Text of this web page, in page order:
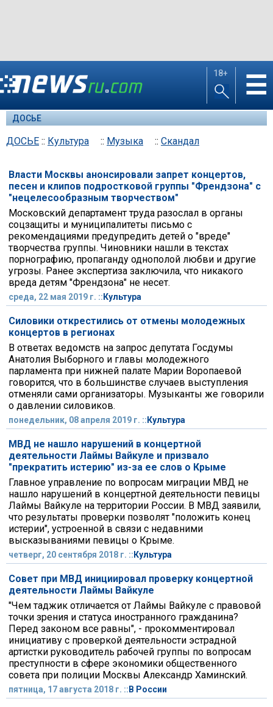
18+ ☰
ДОСЬЕ
ДОСЬЕ :: Культура :: Музыка :: Скандал
Власти Москвы анонсировали запрет концертов,
песен и клипов подростковой группы "Френдзона" с
"нецелесообразным творчеством"
Московский департамент труда разослал в органы
соцзащиты и муниципалитеты письмо с
рекомендациями предупредить детей о "вреде"
творчества группы. Чиновники нашли в текстах
порнографию, пропаганду однополой любви и другие
угрозы. Ранее экспертиза заключила, что никакого
вреда детям "Френдзона" не несет.
среда, 22 мая 2019 г. :: Культура
Силовики открестились от отмены молодежных
концертов в регионах
В ответах ведомств на запрос депутата Госдумы
Анатолия Выборного и главы молодежного
парламента при нижней палате Марии Воропаевой
говорится, что в большинстве случаев выступления
отменяли сами организаторы. Музыканты же говорили
о давлении силовиков.
понедельник, 08 апреля 2019 г. :: Культура
МВД не нашло нарушений в концертной
деятельности Лаймы Вайкуле и призвало
"прекратить истерию" из-за ее слов о Крыме
Главное управление по вопросам миграции МВД не
нашло нарушений в концертной деятельности певицы
Лаймы Вайкуле на территории России. В МВД заявили,
что результаты проверки позволят "положить конец
истерии", устроенной в связи с недавними
высказываниями певицы о Крыме.
четверг, 20 сентября 2018 г. :: Культура
Совет при МВД инициировал проверку концертной
деятельности Лаймы Вайкуле
"Чем таджик отличается от Лаймы Вайкуле с правовой
точки зрения и статуса иностранного гражданина?
Перед законом все равны", - прокомментировал
инициативу с проверкой деятельности эстрадной
артистки руководитель рабочей группы по вопросам
преступности в сфере экономики общественного
совета при полиции Москвы Александр Хаминский.
пятница, 17 августа 2018 г. :: В России